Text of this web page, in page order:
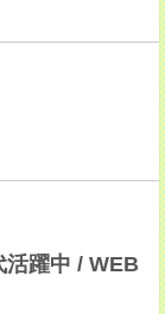
活躍中 / WEB